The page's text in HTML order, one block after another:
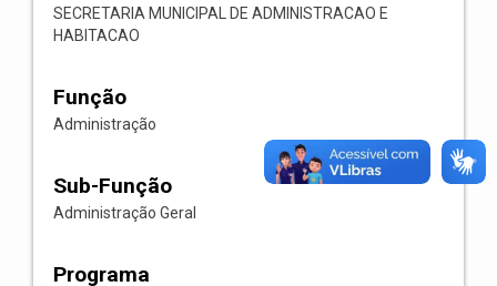
SECRETARIA MUNICIPAL DE ADMINISTRACAO E
HABITACAO
Função
Administração
Sub-Função
Administração Geral
Programa